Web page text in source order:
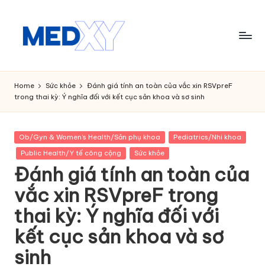
M
e
d
x
y
A
I
Home Sức khỏe
Đánh giá tính an toàn của vắc xin RSVpreF
trong thai kỳ: Ý nghĩa đối với kết cục sản khoa và sơ sinh
Posted
in
Ob/Gyn & Women's Health/Sản phụ khoa
Pediatrics/Nhi khoa
Public Health/Y tế công cộng
Sức khỏe
Đánh giá tính an toàn của
vắc xin RSVpreF trong
thai kỳ: Ý nghĩa đối với
kết cục sản khoa và sơ
sinh